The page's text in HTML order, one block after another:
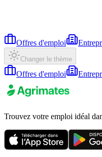
Offres d'emploi
Changer le thème
Offres d'emploi
Trouvez votre emploi idéal